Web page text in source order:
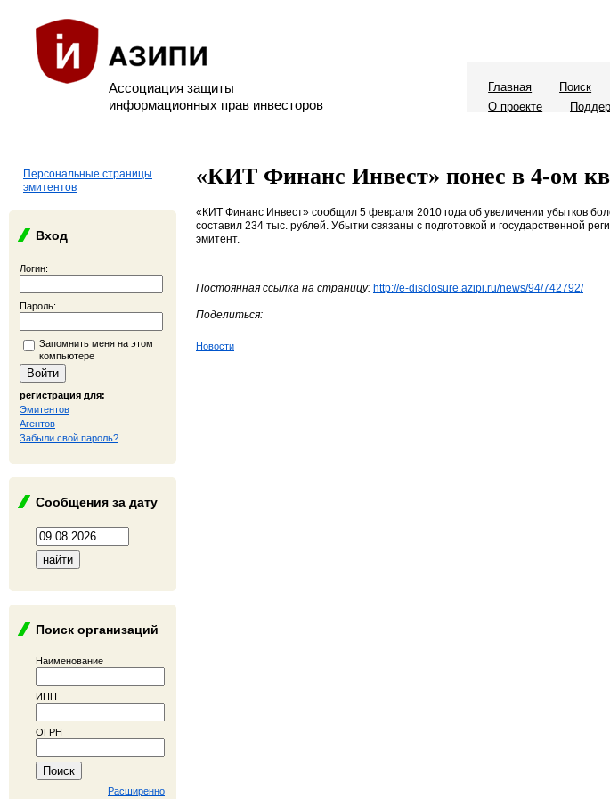
Ассоциация защиты
информационных прав инвесторов
Главная Поиск
О проекте
Персональные страницы
эмитентов
Вход
Логин:
Пароль:
Запомнить меня на этом
компьютере
регистрация для:
Эмитентов
Агентов
Забыли свой пароль?
Сообщения за дату
Поиск организаций
Наименование
ИНН
ОГРН
Расширенно
«КИТ Финанс Инвест» понес в 4-ом
«КИТ Финанс Инвест» сообщил 5 февраля 2010 года об увеличении убытков
составил 234 тыс. рублей. Убытки связаны с подготовкой и государственной
эмитент.
Постоянная ссылка на страницу: http://e-disclosure.azipi.ru/news/94/742792/
Поделиться:
Новости